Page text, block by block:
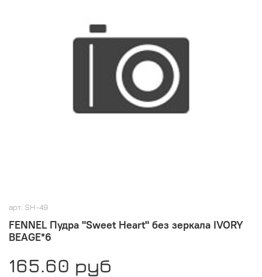
арт. SH-49
FENNEL Пудра "Sweet Heart" без зеркала IVORY
BEAGE*6
165.60 руб